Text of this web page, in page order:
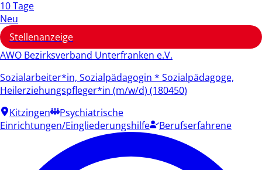
10 Tage
Neu
Stellenanzeige
AWO Bezirksverband Unterfranken e.V.
Sozialarbeiter*in, Sozialpädagogin * Sozialpädagoge,
Heilerziehungspfleger*in (m/w/d) (180450)
Kitzingen
Psychiatrische
Einrichtungen/Eingliederungshilfe
Berufserfahrene